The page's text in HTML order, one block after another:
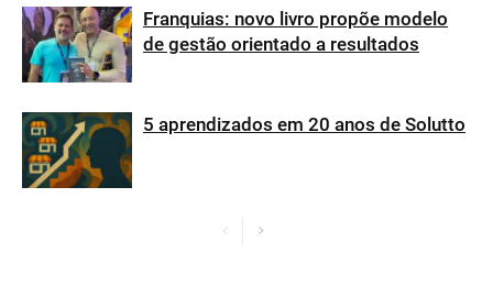
Franquias: novo livro propõe modelo
de gestão orientado a resultados
5 aprendizados em 20 anos de Solutto